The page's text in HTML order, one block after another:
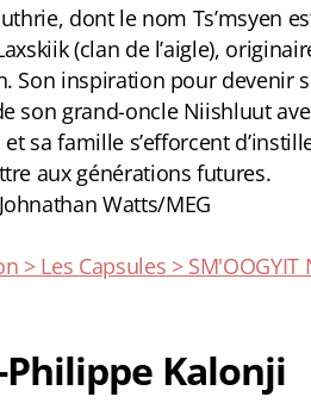
dont le nom Ts’msyen
(clan de l’aigle),
Son inspiration pour
son grand-oncle Niishluut
et sa famille s’efforcent
aux générations futures.
Watts/MEG
> Les Capsules > SM'OOGYIT
Philippe Kalonji